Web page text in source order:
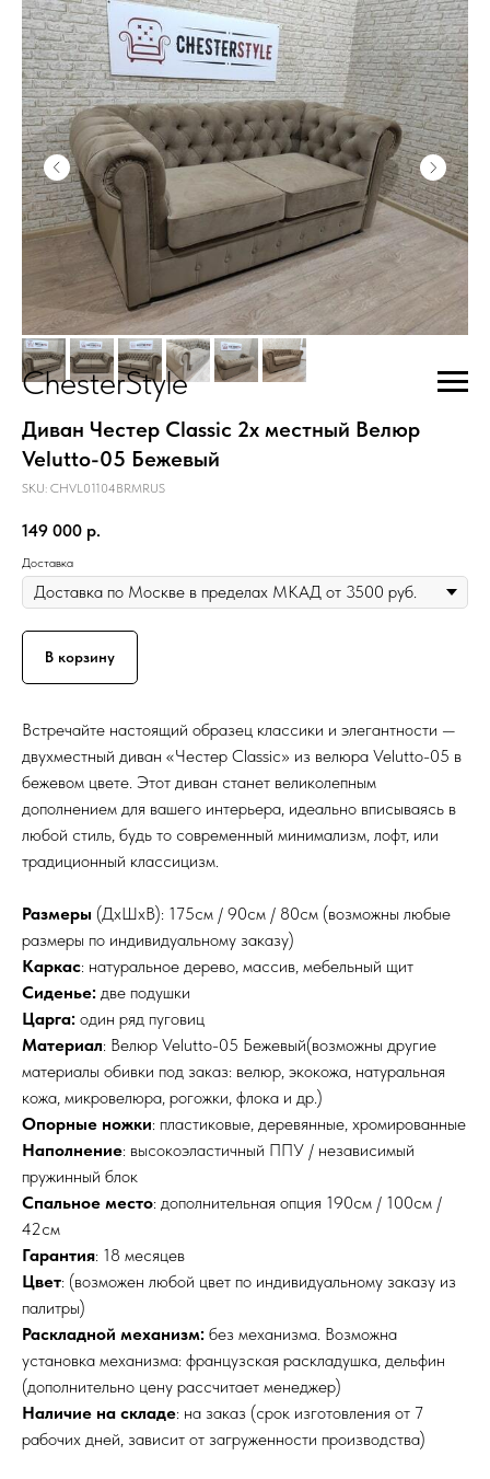
ChesterStyle
Диван Честер Classic 2х местный Велюр
Velutto-05 Бежевый
SKU: CHVL01104BRMRUS
149 000 р.
Доставка
В корзину
Встречайте настоящий образец классики и элегантности —
двухместный диван «Честер Classic» из велюра Velutto-05 в
бежевом цвете. Этот диван станет великолепным
дополнением для вашего интерьера, идеально вписываясь в
любой стиль, будь то современный минимализм, лофт, или
традиционный классицизм.
Размеры (ДхШхВ): 175см / 90см / 80см (возможны любые
размеры по индивидуальному заказу)
Каркас: натуральное дерево, массив, мебельный щит
Сиденье: две подушки
Царга: один ряд пуговиц
Материал: Велюр Velutto-05 Бежевый(возможны другие
материалы обивки под заказ: велюр, экокожа, натуральная
кожа, микровелюра, рогожки, флока и др.)
Опорные ножки: пластиковые, деревянные, хромированные
Наполнение: высокоэластичный ППУ / независимый
пружинный блок
Спальное место: дополнительная опция 190см / 100см /
42см
Гарантия: 18 месяцев
Цвет: (возможен любой цвет по индивидуальному заказу из
палитры)
Раскладной механизм: без механизма. Возможна
установка механизма: французская раскладушка, дельфин
(дополнительно цену рассчитает менеджер)
Наличие на складе: на заказ (срок изготовления от 7
рабочих дней, зависит от загруженности производства)